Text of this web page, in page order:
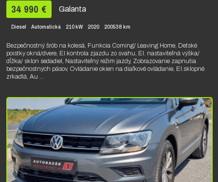
34 990 € Galanta
Diesel Automatická 210 kW 2020 200538 km
Bezpečnostný šrób na kolesá, Funkcia Coming/ Leaving Home, Detské
poistky okná/dvere, El.kontrola zjazdu zo svahu, El. nastaviteľná výška/
dĺžka/ sklon sedadiel, Nastaviteľný režim jazdy, Zobrazovanie zapnutia
bezpečnostných pásov, Ovládanie okien na diaľkové ovládanie, El.sklopné
zrkadlá, Au ...